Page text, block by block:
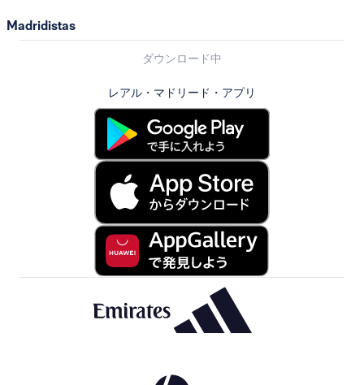
Madridistas
ダウンロード中
レアル・マドリード・アプリ